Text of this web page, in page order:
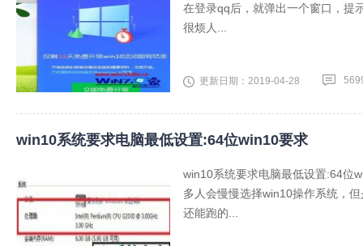
在登录qq后，就弹出一个窗口，提
很烦人...
更新日期：2019-04-28
win10系统要求电脑最低设置:64位win10要求
win10系统要求电脑最低设置:64位
多人会慢慢选择win10操作系统，
还能跑的...